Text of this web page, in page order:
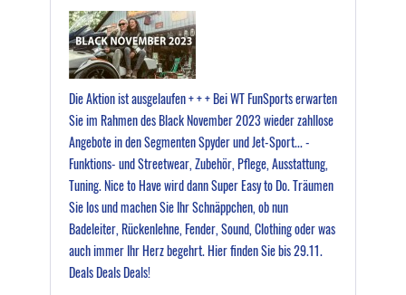
Die Aktion ist ausgelaufen + + + Bei WT FunSports erwarten
Sie im Rahmen des Black November 2023 wieder zahllose
Angebote in den Segmenten Spyder und Jet-Sport... -
Funktions- und Streetwear, Zubehör, Pflege, Ausstattung,
Tuning. Nice to Have wird dann Super Easy to Do. Träumen
Sie los und machen Sie Ihr Schnäppchen, ob nun
Badeleiter, Rückenlehne, Fender, Sound, Clothing oder was
auch immer Ihr Herz begehrt. Hier finden Sie bis 29.11.
Deals Deals Deals!